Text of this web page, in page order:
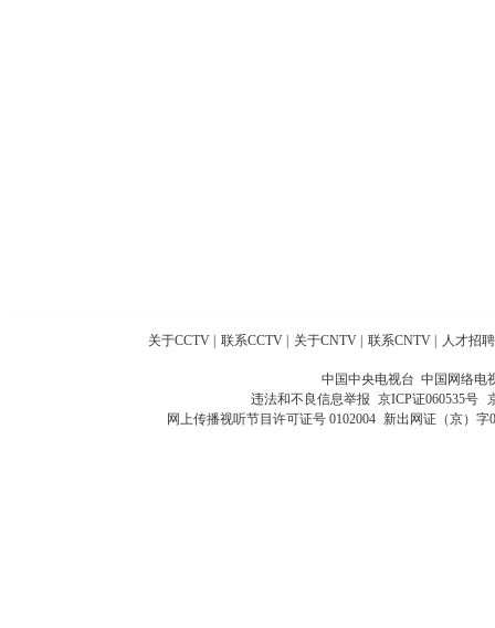
关于CCTV 联系CCTV 关于CNTV 联系CNTV 人才招聘
中国中央电视台 中国网络电
违法和不良信息举报 京ICP证060535号
网上传播视听节目许可证号 0102004 新出网证（京）